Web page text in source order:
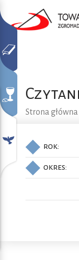
Strona główna
rok:
okres: